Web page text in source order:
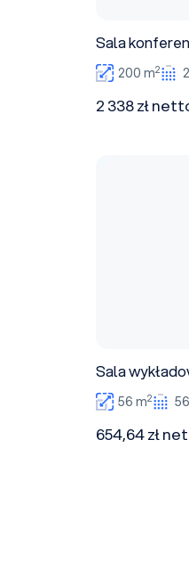
Sala
200 m2
2 338 zł
Sala
56 m2 56
654,64 zł